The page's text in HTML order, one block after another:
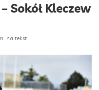
Sokół Kleczew
na tekst